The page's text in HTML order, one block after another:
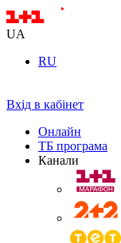
UA
RU
Вхід в кабінет
Онлайн
ТБ програма
Канали